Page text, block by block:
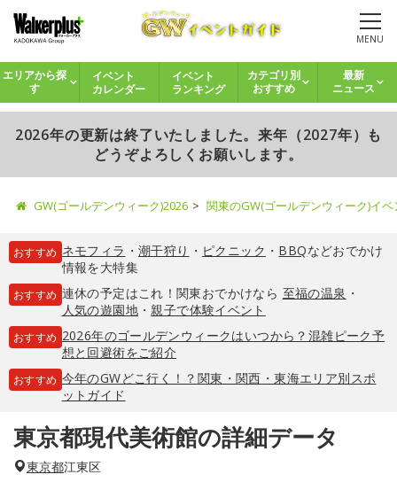
MENU
エリアから探
す
イベント
カレンダー
イベント
ランキング
カテゴリ別
おすすめ
最新
ニュース
2026年の更新は終了いたしました。来年（2027年）も
どうぞよろしくお願いします。
GW(ゴールデンウィーク)2026 関東のGW(ゴールデンウィーク)イ
おすすめ ネモフィラ ・ 潮干狩り ・ ピクニック ・ BBQなどおでかけ
情報を大特集
おすすめ 連休の予定はこれ！関東おでかけなら 至福の温泉 ・
人気の遊園地・親子で体験イベント
おすすめ 2026年のゴールデンウィークはいつから？混雑ピーク予
想と回避術をご紹介
おすすめ 今年のGWどこ行く！？関東・関西・東海エリア別スポ
ットガイド
東京都現代美術館の詳細データ
東京都江東区